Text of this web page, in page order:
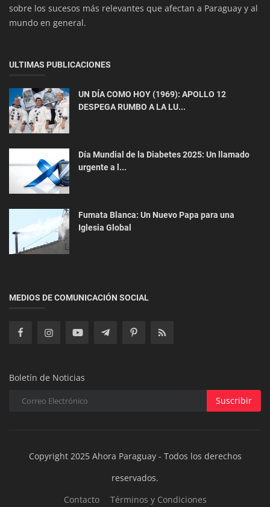
Salud y Bienestar
Inicia la Campaña Anual de Vacunación
Salud y Bienestar
sobre los sucesos más relevantes que afectan a Paraguay y al
mundo en general.
ULTIMAS PUBLICACIONES
UN DÍA COMO HOY (1969): APOLLO 12
DESPEGA RUMBO A LA LU...
Día Mundial de la Diabetes 2025: Un llamado
urgente a l...
Fumata Blanca: Un Nuevo Papa para una
Iglesia Global
MEDIOS DE COMUNICACIÓN SOCIAL
Boletín de Noticias
Suscribir
Copyright 2025 Ahora Paraguay - Todos los derechos
reservados.
Contacto
Términos y Condiciones